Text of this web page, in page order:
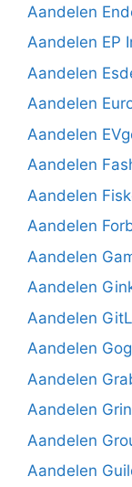
Aandelen
Aandelen EP
Aandelen
Aandelen
Aandelen
Aandelen
Aandelen
Aandelen
Aandelen
Aandelen
Aandelen
Aandelen
Aandelen
Aandelen
Aandelen
Aandelen